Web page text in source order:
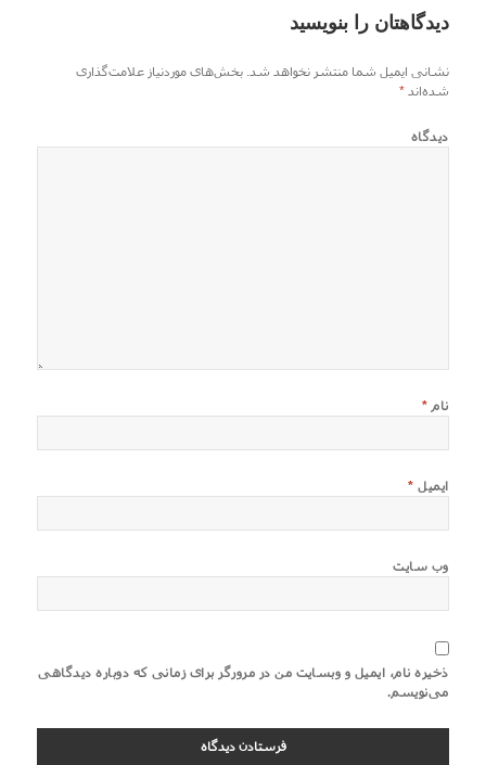
دیدگاهتان را بنویسید
نشانی ایمیل شما منتشر نخواهد شد.
بخش‌های موردنیاز علامت‌گذاری
شده‌اند*
دیدگاه
نام *
ایمیل *
وب‌ سایت
ذخیره نام، ایمیل و وبسایت من در مرورگر برای زمانی که دوباره دیدگاهی
می‌نویسم.